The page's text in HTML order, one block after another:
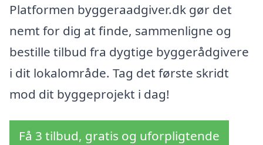
Platformen byggeraadgiver.dk gør det
nemt for dig at finde, sammenligne og
bestille tilbud fra dygtige byggerådgivere
i dit lokalområde. Tag det første skridt
mod dit byggeprojekt i dag!
Få 3 tilbud, gratis og uforpligtende